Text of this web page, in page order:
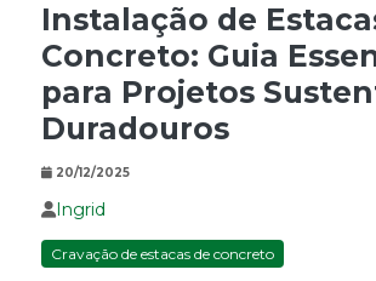
Instalação de
Concreto: Guia
para Projetos
Duradouros
20/12/2025
Ingrid
Cravação de estacas de concreto